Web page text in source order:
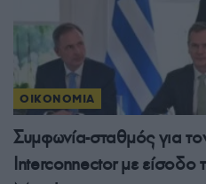
ΟΙΚΟΝΟΜΙΑ
Συμφωνία-σταθμός για
Interconnector με